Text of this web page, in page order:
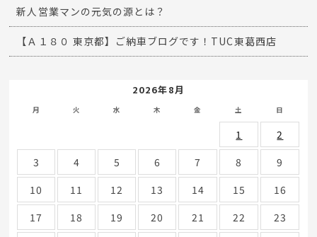
新人営業マンの元気の源とは？
【Ａ１８０ 東京都】ご納車ブログです！TUC東葛西店
2026年8月
月 火 水 木 金 土 日
1
2
3
4 5 6 7 8
9
10
11 12 13 14 15
16
17
18 19 20 21 22
23